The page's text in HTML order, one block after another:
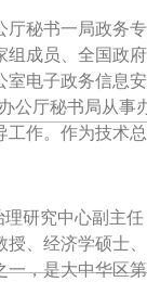
厅秘书一局政务
组成员、全国政
室电子政务信息
公厅秘书局从事
工作。作为技术
研究中心副主
授、经济学硕士
一，是大中华区